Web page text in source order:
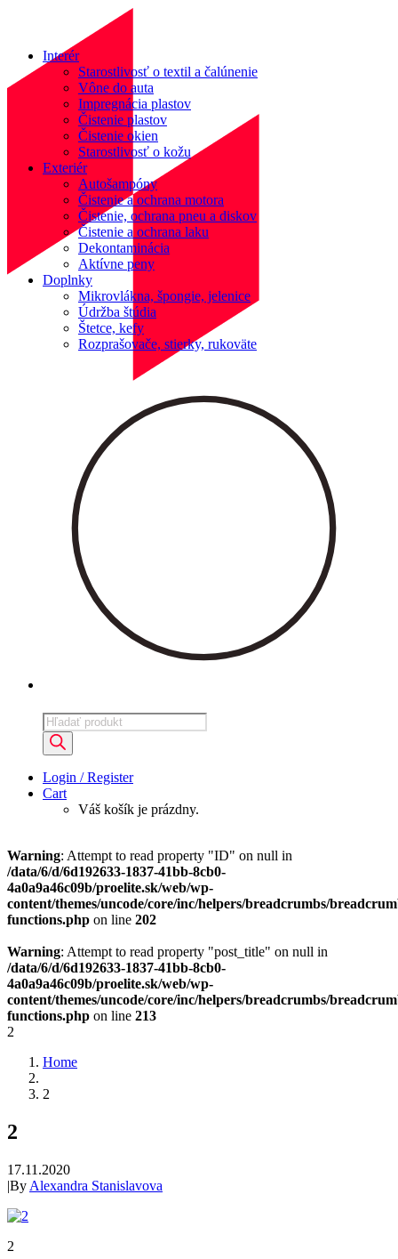
Interér
Starostlivosť o textil a čalúnenie
Vône do auta
Impregnácia plastov
Čistenie plastov
Čistenie okien
Starostlivosť o kožu
Exteriér
Autošampóny
Čistenie a ochrana motora
Čistenie, ochrana pneu a diskov
Čistenie a ochrana laku
Dekontaminácia
Aktívne peny
Doplnky
Mikrovlákna, špongie, jelenice
Údržba štúdia
Štetce, kefy
Rozprašovače, stierky, rukoväte
Products
search
Login / Register
Cart
Váš košík je prázdny.
Warning: Attempt to read property "ID" on null in
/data/6/d/6d192633-1837-41bb-8cb0-
4a0a9a46c09b/proelite.sk/web/wp-
content/themes/uncode/core/inc/helpers/breadcrumbs/
functions.php on line 202
Warning: Attempt to read property "post_title" on null in
/data/6/d/6d192633-1837-41bb-8cb0-
4a0a9a46c09b/proelite.sk/web/wp-
content/themes/uncode/core/inc/helpers/breadcrumbs/
functions.php on line 213
2
Home
2
2
17.11.2020
|By Alexandra Stanislavova
2